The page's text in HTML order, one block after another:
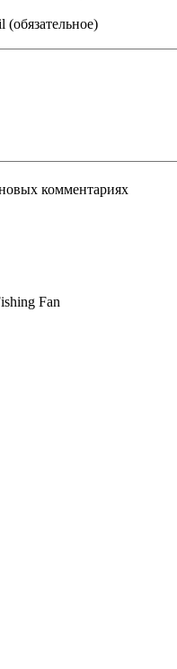
(обязательное)
комментариях
Fan